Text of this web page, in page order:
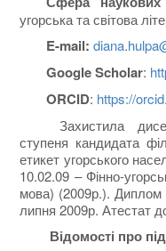
угорська та світова
E-mail:
Google Scholar:
ORCІD: https://
Захистила
ступеня кандидата
етикет угорського
10.02.09 – Фінно-
мова) (2009р.). Диплом
липня 2009р. Атестат
Відомості про